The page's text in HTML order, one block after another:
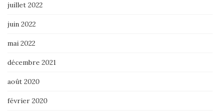
juillet 2022
juin 2022
mai 2022
décembre 2021
août 2020
février 2020